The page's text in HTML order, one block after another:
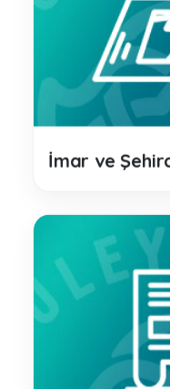
İmar ve